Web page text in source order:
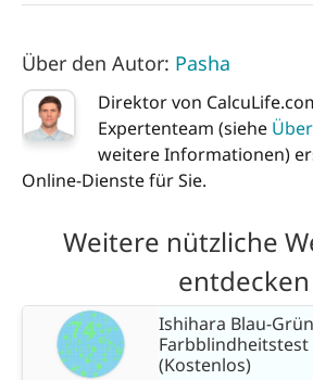
Über den Autor: Pasha
Direktor von
Expertenteam (siehe
weitere Informationen)
Online-Dienste für Sie.
Weitere nützliche
entdecken
Ishihara Blau-Grün
(Kostenlos)